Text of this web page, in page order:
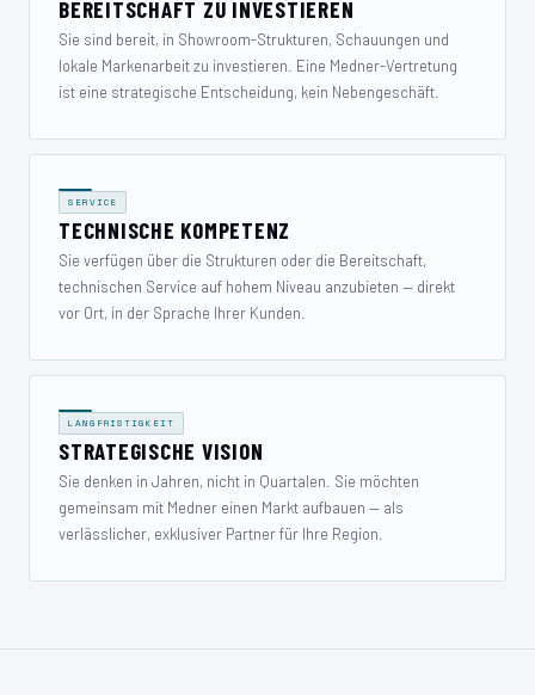
BEREITSCHAFT ZU INVESTIEREN
Sie sind bereit, in Showroom-Strukturen, Schauungen und
lokale Markenarbeit zu investieren. Eine Medner-Vertretung
ist eine strategische Entscheidung, kein Nebengeschäft.
SERVICE
TECHNISCHE KOMPETENZ
Sie verfügen über die Strukturen oder die Bereitschaft,
technischen Service auf hohem Niveau anzubieten — direkt
vor Ort, in der Sprache Ihrer Kunden.
LANGFRISTIGKEIT
STRATEGISCHE VISION
Sie denken in Jahren, nicht in Quartalen. Sie möchten
gemeinsam mit Medner einen Markt aufbauen — als
verlässlicher, exklusiver Partner für Ihre Region.